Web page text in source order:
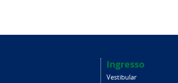
Ingresso
Vestibular